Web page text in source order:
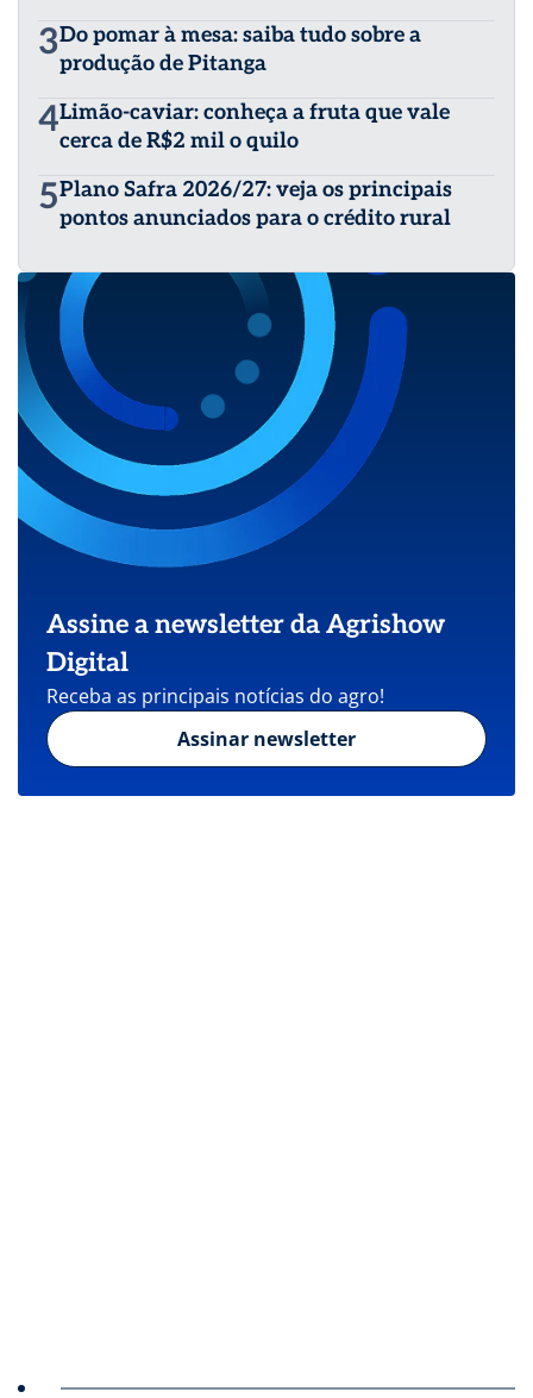
3Do pomar à mesa: saiba tudo sobre a
produção de Pitanga
4Limão-caviar: conheça a fruta que vale
cerca de R$2 mil o quilo
5Plano Safra 2026/27: veja os principais
pontos anunciados para o crédito rural
Assine a newsletter da Agrishow
Digital
Receba as principais notícias do agro!
Assinar newsletter